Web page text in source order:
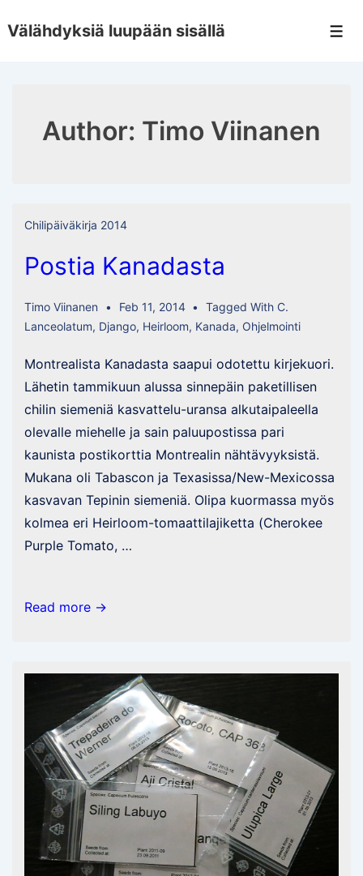
Skip
Välähdyksiä luupään sisällä
Author: Timo Viinanen
Chilipäiväkirja 2014
Postia Kanadasta
Timo Viinanen Feb 11, 2014 Tagged With C.
Lanceolatum, Django, Heirloom, Kanada, Ohjelmointi
Montrealista Kanadasta saapui odotettu kirjekuori.
Lähetin tammikuun alussa sinnepäin paketillisen
chilin siemeniä kasvattelu-uransa alkutaipaleella
olevalle miehelle ja sain paluupostissa pari
kaunista postikorttia Montrealin nähtävyyksistä.
Mukana oli Tabascon ja Texasissa/New-Mexicossa
kasvavan Tepinin siemeniä. Olipa kuormassa myös
kolmea eri Heirloom-tomaattilajiketta (Cherokee
Purple Tomato, …
Postia
Read more →